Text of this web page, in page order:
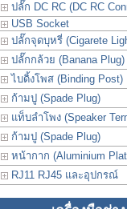
ปลั๊ก DC RC (DC RC
USB Socket
ปลั๊กจุดบุหรี่ (Cigarete
ปลั๊กกล้วย (Banana Plug)
ไบดิ้งโพส (Binding Post)
ก้ามปู (Spade Plug)
แท็บลำโพง (Speaker
ก้ามปู (Spade Plug)
หน้ากาก (Aluminium
RJ11 RJ45 และอุปกรณ์